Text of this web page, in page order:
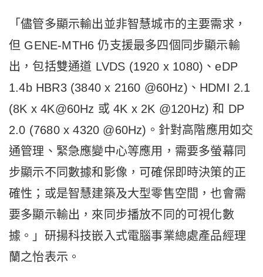
「儘管多顯示輸出並非智慧城市的主要需求，
但 GENE-MTH6 仍支援最多四個同步顯示輸
出，包括雙通道 LVDS (1920 x 1080)、eDP
1.4b HBR3 (3840 x 2160 @60Hz)、HDMI 2.1
(8K x 4K@60Hz 或 4K x 2K @120Hz) 和 DP
2.0 (7680 x 4320 @60Hz)。針對高階應用如交
通管理、緊急應變中心等應用，需要多螢幕同
步顯示不同數據和影像，可確保即時決策的正
確性；或是智慧建築及大型零售空間，也會需
要多顯示輸出，來同步播放不同的可視化數
據。」研揚科技嵌入式電腦事業總處產品經理
蘭之怡表示。